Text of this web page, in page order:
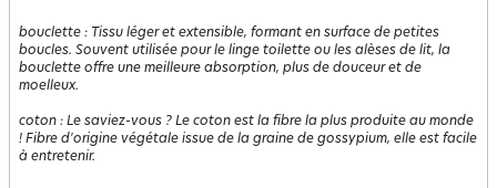
bouclette : Tissu léger et extensible, formant en surface de petites
boucles. Souvent utilisée pour le linge toilette ou les alèses de lit, la
bouclette offre une meilleure absorption, plus de douceur et de
moelleux.
coton : Le saviez-vous ? Le coton est la fibre la plus produite au monde
! Fibre d'origine végétale issue de la graine de gossypium, elle est facile
à entretenir.